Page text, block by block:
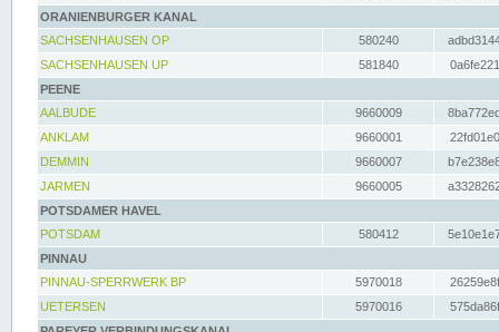
ORANIENBURGER KANAL
SACHSENHAUSEN OP
580240
SACHSENHAUSEN UP
581840
PEENE
AALBUDE
9660009
ANKLAM
9660001
DEMMIN
9660007
JARMEN
9660005
POTSDAMER HAVEL
POTSDAM
580412
PINNAU
PINNAU-SPERRWERK BP
5970018
UETERSEN
5970016